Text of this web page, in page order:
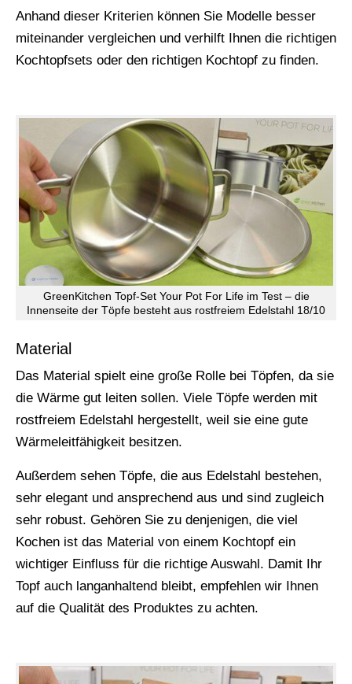
Anhand dieser Kriterien können Sie Modelle besser
miteinander vergleichen und verhilft Ihnen die richtigen
Kochtopfsets oder den richtigen Kochtopf zu finden.
GreenKitchen Topf-Set Your Pot For Life im Test – die
Innenseite der Töpfe besteht aus rostfreiem Edelstahl 18/10
Material
Das Material spielt eine große Rolle bei Töpfen, da sie
die Wärme gut leiten sollen. Viele Töpfe werden mit
rostfreiem Edelstahl hergestellt, weil sie eine gute
Wärmeleitfähigkeit besitzen.
Außerdem sehen Töpfe, die aus Edelstahl bestehen,
sehr elegant und ansprechend aus und sind zugleich
sehr robust. Gehören Sie zu denjenigen, die viel
Kochen ist das Material von einem Kochtopf ein
wichtiger Einfluss für die richtige Auswahl. Damit Ihr
Topf auch langanhaltend bleibt, empfehlen wir Ihnen
auf die Qualität des Produktes zu achten.